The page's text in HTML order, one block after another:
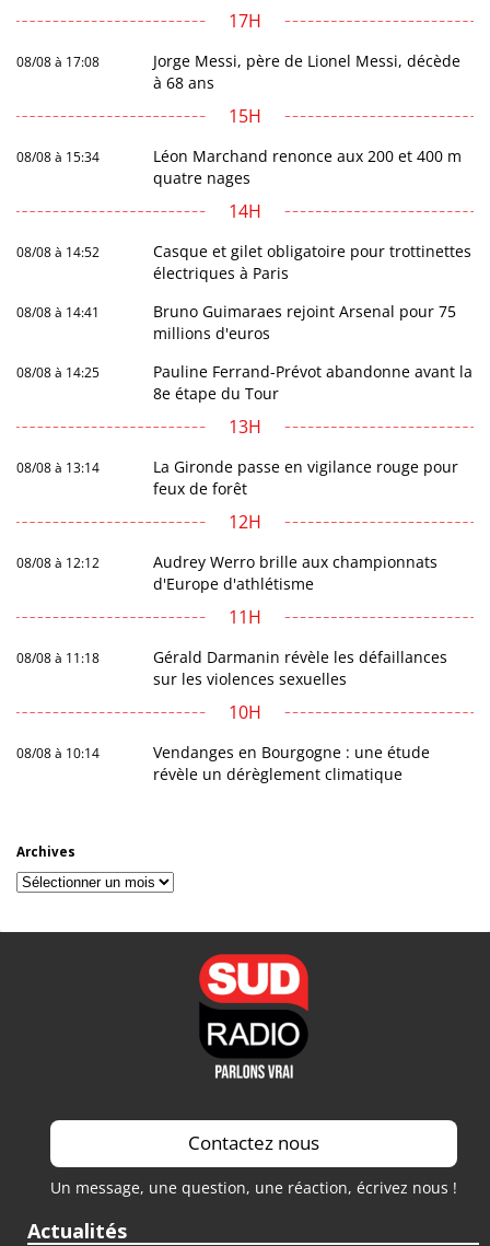
17H
08/08 à 17:08
Jorge Messi, père de Lionel Messi, décède
à 68 ans
15H
08/08 à 15:34
Léon Marchand renonce aux 200 et 400 m
quatre nages
14H
08/08 à 14:52
Casque et gilet obligatoire pour trottinettes
électriques à Paris
08/08 à 14:41
Bruno Guimaraes rejoint Arsenal pour 75
millions d'euros
08/08 à 14:25
Pauline Ferrand-Prévot abandonne avant la
8e étape du Tour
13H
08/08 à 13:14
La Gironde passe en vigilance rouge pour
feux de forêt
12H
08/08 à 12:12
Audrey Werro brille aux championnats
d'Europe d'athlétisme
11H
08/08 à 11:18
Gérald Darmanin révèle les défaillances
sur les violences sexuelles
10H
08/08 à 10:14
Vendanges en Bourgogne : une étude
révèle un dérèglement climatique
Archives
Archives
Contactez nous
Un message, une question, une réaction, écrivez nous !
Actualités